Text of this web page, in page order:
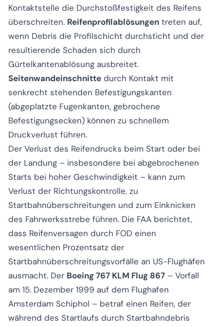
Kontaktstelle die Durchstoßfestigkeit des Reifens
überschreiten. Reifenprofilablösungen treten auf,
wenn Debris die Profilschicht durchsticht und der
resultierende Schaden sich durch
Gürtelkantenablösung ausbreitet.
Seitenwandeinschnitte durch Kontakt mit
senkrecht stehenden Befestigungskanten
(abgeplatzte Fugenkanten, gebrochene
Befestigungsecken) können zu schnellem
Druckverlust führen.
Der Verlust des Reifendrucks beim Start oder bei
der Landung – insbesondere bei abgebrochenen
Starts bei hoher Geschwindigkeit – kann zum
Verlust der Richtungskontrolle, zu
Startbahnüberschreitungen und zum Einknicken
des Fahrwerksstrebe führen. Die FAA berichtet,
dass Reifenversagen durch FOD einen
wesentlichen Prozentsatz der
Startbahnüberschreitungsvorfälle an US-Flughäfen
ausmacht. Der Boeing 767 KLM Flug 867 – Vorfall
am 15. Dezember 1999 auf dem Flughafen
Amsterdam Schiphol – betraf einen Reifen, der
während des Startlaufs durch Startbahndebris